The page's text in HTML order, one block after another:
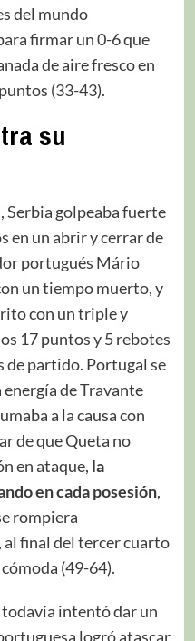
del mundo
firmar un 0-6 que
de aire fresco en
(33-43).
su
Serbia golpeaba fuerte
en un abrir y cerrar de
portugués Mário
un tiempo muerto, y
con un triple y
17 puntos y 5 rebotes
de partido. Portugal se
energía de Travante
a la causa con
de que Queta no
en ataque, la
en cada posesión,
rompiera
final del tercer cuarto
(49-64).
intentó dar un
logró atascar